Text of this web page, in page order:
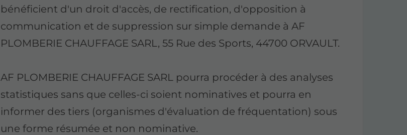
bénéficient d'un droit d'accès, de rectification, d'opposition à
communication et de suppression sur simple demande à AF
PLOMBERIE CHAUFFAGE SARL, 55 Rue des Sports, 44700 ORVAULT.
AF PLOMBERIE CHAUFFAGE SARL pourra procéder à des analyses
statistiques sans que celles-ci soient nominatives et pourra en
informer des tiers (organismes d'évaluation de fréquentation) sous
une forme résumée et non nominative.